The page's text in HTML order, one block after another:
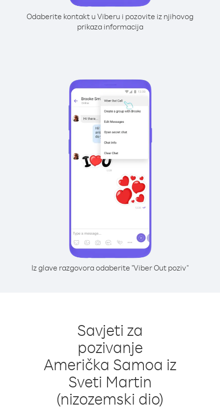
Odaberite kontakt u Viberu i pozovite iz njihovog
prikaza informacija
Iz glave razgovora odaberite "Viber Out poziv"
Savjeti za
pozivanje
Američka Samoa iz
Sveti Martin
(nizozemski dio)